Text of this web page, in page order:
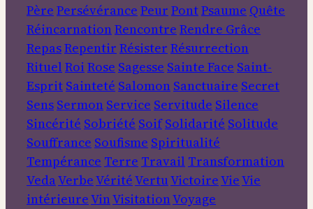
Père Persévérance Peur PontPsaume Quête
RéincarnationRencontre Rendre Grâce
RepasRepentir Résister Résurrection
Rituel Roi Rose Sagesse Sainte Face Saint-
Esprit Sainteté Salomon Sanctuaire Secret
Sens Sermon Service Servitude Silence
Sincérité Sobriété Soif Solidarité Solitude
Souffrance Soufisme Spiritualité
Tempérance Terre Travail Transformation
VedaVerbeVéritéVertuVictoireVieVie
intérieureVinVisitationVoyage